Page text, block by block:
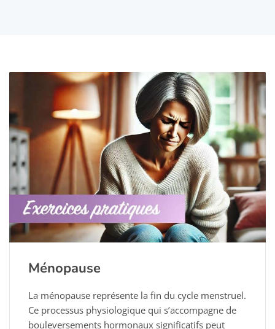
Ménopause
La ménopause représente la fin du cycle menstruel.
Ce processus physiologique qui s’accompagne de
bouleversements hormonaux significatifs peut